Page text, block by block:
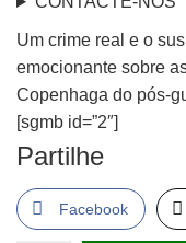
Um crime real e o
emocionante sobre
Copenhaga do pós-
[sgmb id=”2″]
Partilhe
Facebook